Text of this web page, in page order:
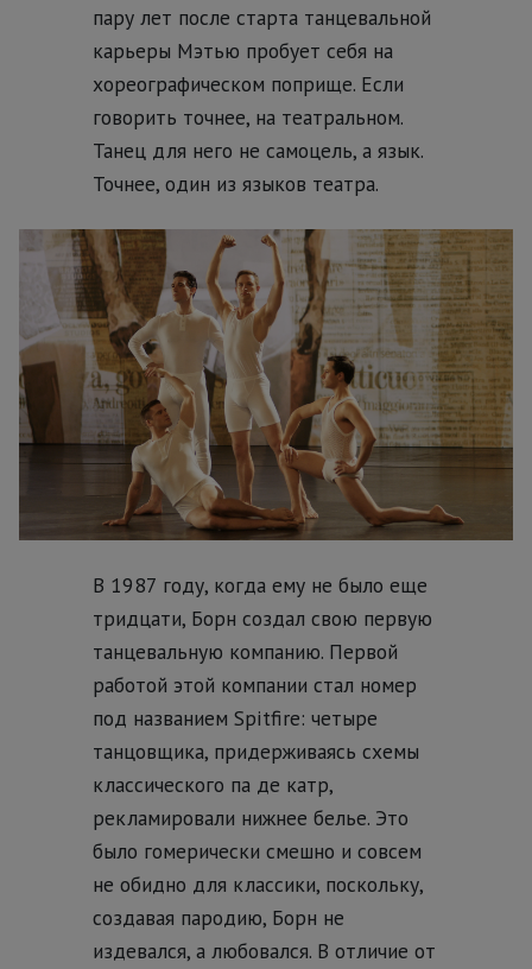
пару лет после старта танцевальной
карьеры Мэтью пробует себя на
хореографическом поприще. Если
говорить точнее, на театральном.
Танец для него не самоцель, а язык.
Точнее, один из языков театра.
В 1987 году, когда ему не было еще
тридцати, Борн создал свою первую
танцевальную компанию. Первой
работой этой компании стал номер
под названием Spitfire: четыре
танцовщика, придерживаясь схемы
классического па де катр,
рекламировали нижнее белье. Это
было гомерически смешно и совсем
не обидно для классики, поскольку,
создавая пародию, Борн не
издевался, а любовался. В отличие от